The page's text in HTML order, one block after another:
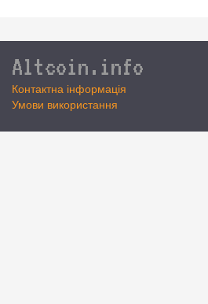
Altcoin.info
Контактна інформація
Умови використання